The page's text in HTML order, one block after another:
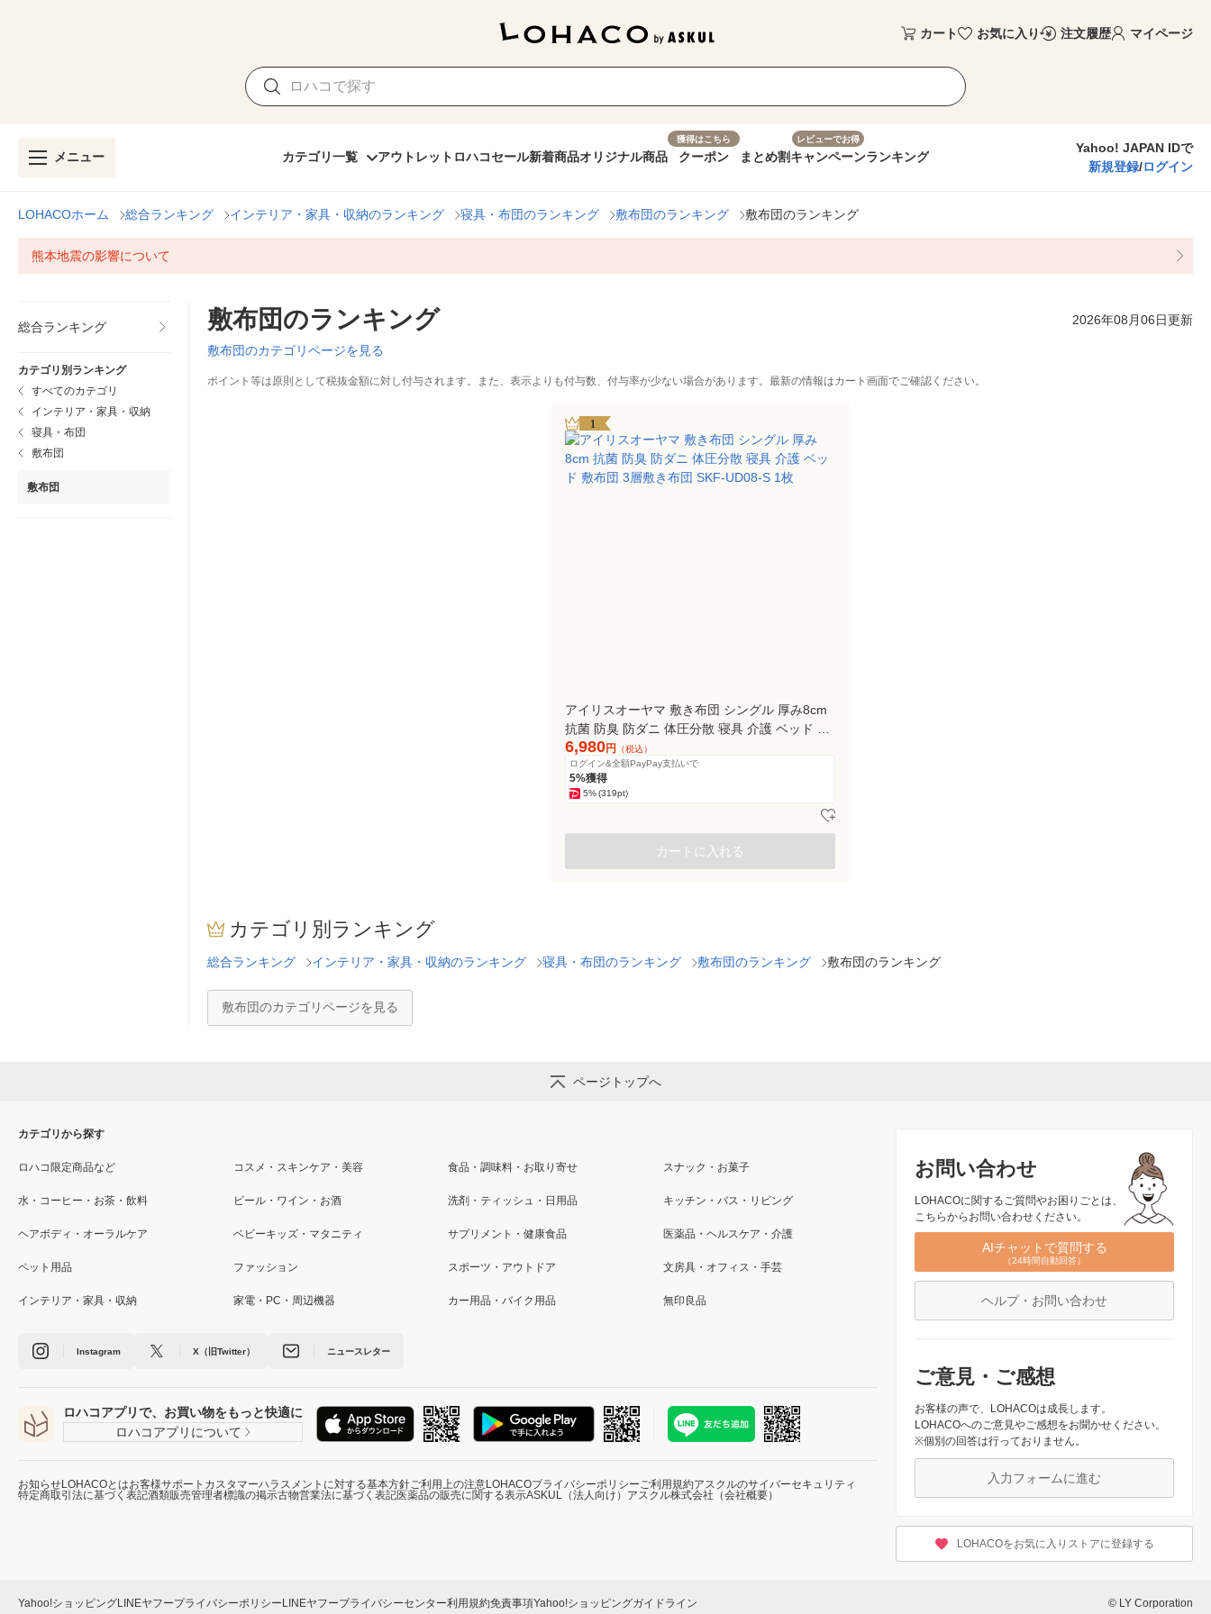
カート お気に入り 注文履歴 マイページ
メニュー カテゴリ一覧 アウトレット ロハコセール新着商品オリジナル商品
獲得はこちら
クーポン まとめ割
レビューでお得
キャンペーンランキング
Yahoo! JAPAN IDで
新規登録/ログイン
LOHACOホーム 総合ランキング インテリア・家具・収納のランキング 寝具・布団のランキング 敷布団のランキング 敷布団のランキング
熊本地震の影響について
総合ランキング
カテゴリ別ランキング
すべてのカテゴリ
インテリア・家具・収納
寝具・布団
敷布団
敷布団
敷布団のランキング 2026年08月06日更新
敷布団のカテゴリページを見る
ポイント等は原則として税抜金額に対し付与されます。また、表示よりも付与数、付与率が少ない場合があります。最新の情報はカート画面でご確認ください。
1
アイリスオーヤマ 敷き布団 シングル 厚み8cm
抗菌 防臭 防ダニ 体圧分散 寝具 介護 ベッド 敷
布団 3層敷き布団 SKF-UD08-S 1枚
6,980円
（税込）
ログイン&全額PayPay支払いで
5%獲得
5%(319pt)
カートに入れる
カテゴリ別ランキング
総合ランキング インテリア・家具・収納のランキング 寝具・布団のランキング 敷布団のランキング 敷布団のランキング
敷布団のカテゴリページを見る
ページトップへ
お問い合わせ
LOHACOに関するご質問やお困りごとは、
こちらからお問い合わせください。
AIチャットで質問する
（24時間自動回答）
ヘルプ・お問い合わせ
ご意見・ご感想
お客様の声で、LOHACOは成長します。
LOHACOへのご意見やご感想をお聞かせください。
※個別の回答は行っておりません。
入力フォームに進む
LOHACOをお気に入りストアに登録する
カテゴリから探す
ロハコ限定商品など コスメ・スキンケア・美容 食品・調味料・お取り寄せ スナック・お菓子
水・コーヒー・お茶・飲料 ビール・ワイン・お酒 洗剤・ティッシュ・日用品 キッチン・バス・リビング
ヘアボディ・オーラルケア ベビーキッズ・マタニティ サプリメント・健康食品 医薬品・ヘルスケア・介護
ペット用品 ファッション スポーツ・アウトドア 文房具・オフィス・手芸
インテリア・家具・収納 家電・PC・周辺機器 カー用品・バイク用品 無印良品
Instagram X（旧Twitter） ニュースレター
ロハコアプリで、お買い物をもっと快適に
ロハコアプリについて
お知らせLOHACOとはお客様サポート カスタマーハラスメントに対する基本方針ご利用上の注意LOHACOプライバシーポリシーご利用規約アスクルのサイバーセキュリティ
特定商取引法に基づく表記酒類販売管理者標識の掲示古物営業法に基づく表記医薬品の販売に関する表示ASKUL（法人向け） アスクル株式会社（会社概要）
Yahoo!ショッピングLINEヤフープライバシーポリシー LINEヤフープライバシーセンター利用規約免責事項Yahoo!ショッピングガイドライン © LY Corporation